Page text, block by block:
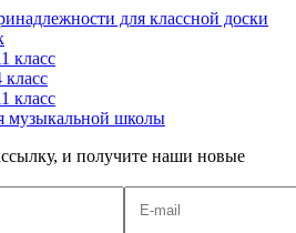
для классной доски
класс
класс
музыкальной школы
и получите наши новые